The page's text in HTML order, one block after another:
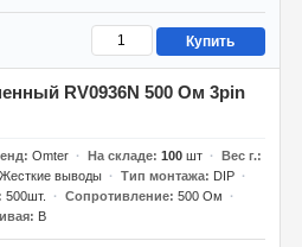
Купить
RV0936N 500 Ом 3pin
Omter На складе 100шт
Вес г.
Жесткие выводы Тип монтажа
DIP
500шт. Сопротивление 500 Ом
B